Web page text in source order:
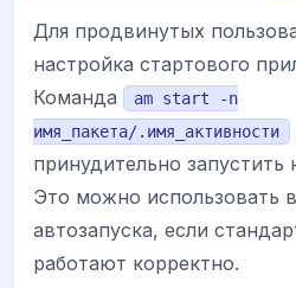
Для продвинутых
настройка стартового
Команда
am start -n
имя_пакета/.имя_активности
принудительно
Это можно использовать
автозапуска, если
работают корректно.